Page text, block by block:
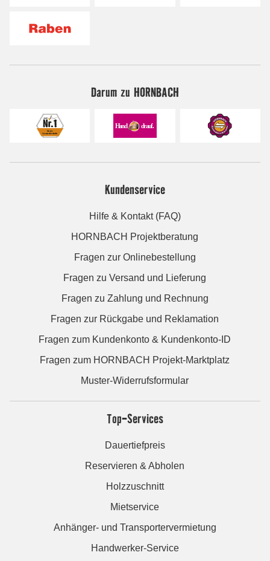
Darum zu HORNBACH
Kundenservice
Hilfe & Kontakt (FAQ)
HORNBACH Projektberatung
Fragen zur Onlinebestellung
Fragen zu Versand und Lieferung
Fragen zu Zahlung und Rechnung
Fragen zur Rückgabe und Reklamation
Fragen zum Kundenkonto & Kundenkonto-ID
Fragen zum HORNBACH Projekt-Marktplatz
Muster-Widerrufsformular
Top-Services
Dauertiefpreis
Reservieren & Abholen
Holzzuschnitt
Mietservice
Anhänger- und Transportervermietung
Handwerker-Service